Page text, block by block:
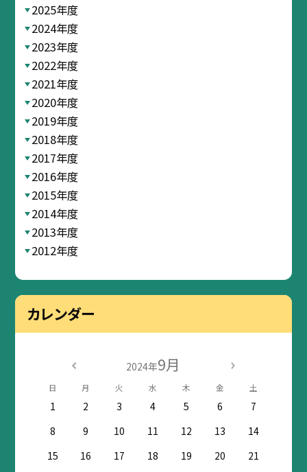
2025年度
2024年度
2023年度
2022年度
2021年度
2020年度
2019年度
2018年度
2017年度
2016年度
2015年度
2014年度
2013年度
2012年度
カレンダー
2024年9月
日 月 火 水 木 金 土
1 2 3 4 5 6
7
8
9 10 11 12 13
14
15
16 17 18 19 20
21